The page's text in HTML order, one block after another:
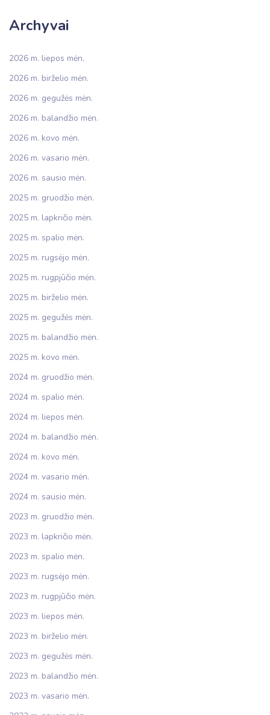
Archyvai
2026 m. liepos mėn.
2026 m. birželio mėn.
2026 m. gegužės mėn.
2026 m. balandžio mėn.
2026 m. kovo mėn.
2026 m. vasario mėn.
2026 m. sausio mėn.
2025 m. gruodžio mėn.
2025 m. lapkričio mėn.
2025 m. spalio mėn.
2025 m. rugsėjo mėn.
2025 m. rugpjūčio mėn.
2025 m. birželio mėn.
2025 m. gegužės mėn.
2025 m. balandžio mėn.
2025 m. kovo mėn.
2024 m. gruodžio mėn.
2024 m. spalio mėn.
2024 m. liepos mėn.
2024 m. balandžio mėn.
2024 m. kovo mėn.
2024 m. vasario mėn.
2024 m. sausio mėn.
2023 m. gruodžio mėn.
2023 m. lapkričio mėn.
2023 m. spalio mėn.
2023 m. rugsėjo mėn.
2023 m. rugpjūčio mėn.
2023 m. liepos mėn.
2023 m. birželio mėn.
2023 m. gegužės mėn.
2023 m. balandžio mėn.
2023 m. vasario mėn.